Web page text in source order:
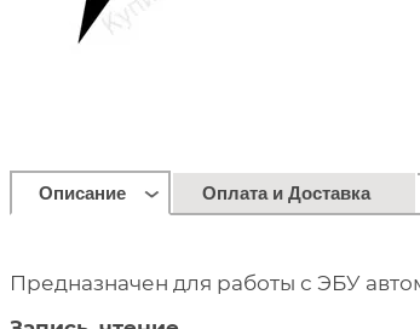
Описание Оплата и Доставка
Предназначен для работы с ЭБУ